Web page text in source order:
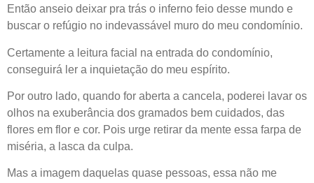
Então anseio deixar pra trás o inferno feio desse mundo e
buscar o refúgio no indevassável muro do meu condomínio.
Certamente a leitura facial na entrada do condomínio,
conseguirá ler a inquietação do meu espírito.
Por outro lado, quando for aberta a cancela, poderei lavar os
olhos na exuberância dos gramados bem cuidados, das
flores em flor e cor. Pois urge retirar da mente essa farpa de
miséria, a lasca da culpa.
Mas a imagem daquelas quase pessoas, essa não me